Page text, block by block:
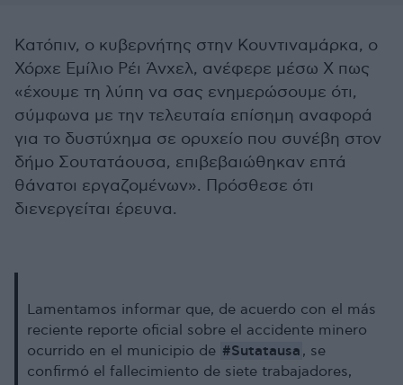
Κατόπιν, ο κυβερνήτης στην Κουντιναμάρκα, ο
Χόρχε Εμίλιο Ρέι Άνχελ, ανέφερε μέσω X πως
«έχουμε τη λύπη να σας ενημερώσουμε ότι,
σύμφωνα με την τελευταία επίσημη αναφορά
για το δυστύχημα σε ορυχείο που συνέβη στον
δήμο Σουτατάουσα, επιβεβαιώθηκαν επτά
θάνατοι εργαζομένων». Πρόσθεσε ότι
διενεργείται έρευνα.
Lamentamos informar que, de acuerdo con el más
reciente reporte oficial sobre el accidente minero
ocurrido en el municipio de #Sutatausa , se
confirmó el fallecimiento de siete trabajadores,